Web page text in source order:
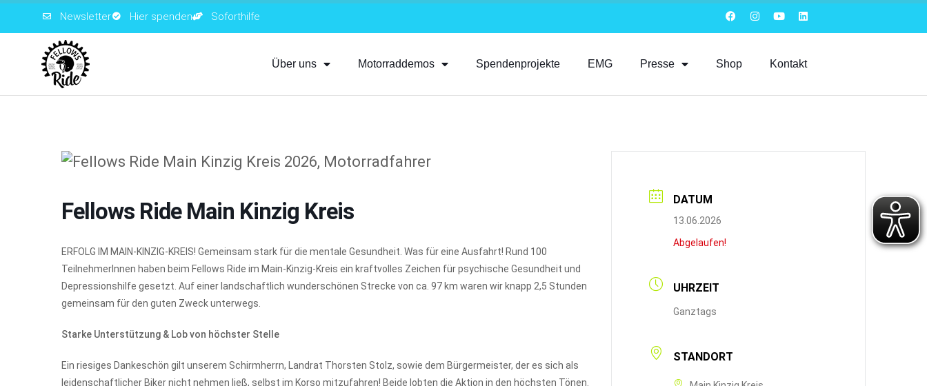
Newsletter Hier spenden Soforthilfe
Über uns Motorraddemos Spendenprojekte EMG Presse Shop Kontakt
Fellows Ride Main Kinzig Kreis
ERFOLG IM MAIN-KINZIG-KREIS! Gemeinsam stark für die mentale Gesundheit. Was für eine Ausfahrt! Rund 100
TeilnehmerInnen haben beim Fellows Ride im Main-Kinzig-Kreis ein kraftvolles Zeichen für psychische Gesundheit und
Depressionshilfe gesetzt. Auf einer landschaftlich wunderschönen Strecke von ca. 97 km waren wir knapp 2,5 Stunden
gemeinsam für den guten Zweck unterwegs.
Starke Unterstützung & Lob von höchster Stelle
Ein riesiges Dankeschön gilt unserem Schirmherrn, Landrat Thorsten Stolz, sowie dem Bürgermeister, der es sich als
leidenschaftlicher Biker nicht nehmen ließ, selbst im Korso mitzufahren! Beide lobten die Aktion in den höchsten Tönen.
DATUM
13.06.2026
Abgelaufen!
UHRZEIT
Ganztags
STANDORT